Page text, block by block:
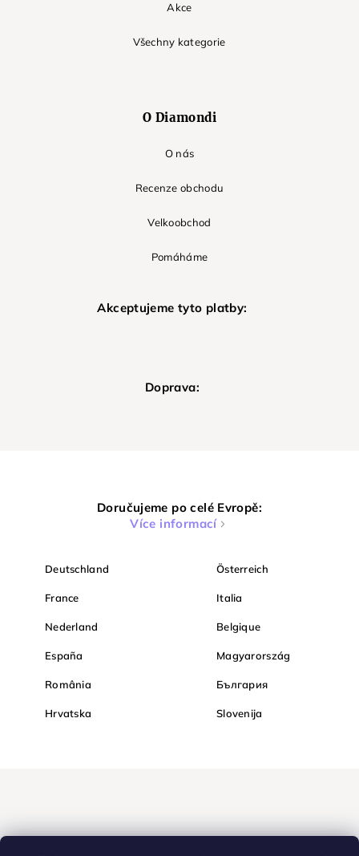
Akce
Všechny kategorie
O Diamondi
O nás
Recenze obchodu
Velkoobchod
Pomáháme
Akceptujeme tyto platby:
Doprava:
Doručujeme po celé Evropě:
Více informací
Deutschland Österreich
France Italia
Nederland Belgique
España Magyarország
România България
Hrvatska Slovenija